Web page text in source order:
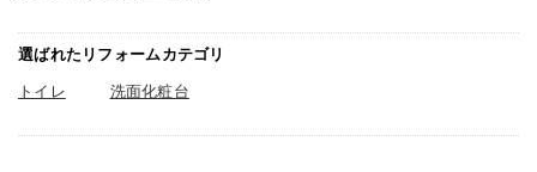
選ばれたリフォームカテゴリ
トイレ 洗面化粧台